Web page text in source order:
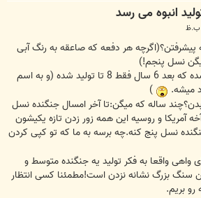
هر دفعه که صاعقه به رنگ آبی
نسل پنجم!)
2-چطور تولید اینا متوقف نشده که بعد 6 سال فقط 8 تا تولید شده (و به اسم
میشه.
)
ساله که میگن:تا آخر امسال جنگنده نسل
آمریکا و روسیه این همه زور زدن تازه یکیشون
نسل پنج کنه.چه برسه به ما که تو کپی کردن
واهی واقعا به فکر تولید یه جنگنده متوسط و
سنگ بزرگ نشانه نزدن است!مطمئنا کسی انتظار
رو بریم.